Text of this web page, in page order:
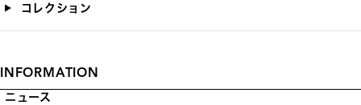
コレクション
INFORMATION
ニュース